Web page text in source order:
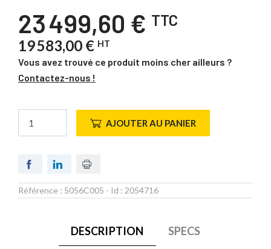
23 499,60 € TTC
19 583,00 € HT
Vous avez trouvé ce produit moins cher ailleurs ?
Contactez-nous !
AJOUTER AU PANIER
Référence : 5056C005 - Id : 2054716
DESCRIPTION SPECS